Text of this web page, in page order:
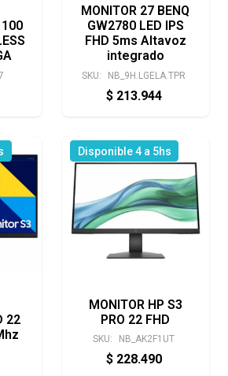
MONITOR 27 BENQ
GW2780 LED IPS
FHD 5ms Altavoz
integrado
SKU: NB_9H.LGELA.TPR
$ 213.944
22
Disponible 4 a 5hs
MONITOR HP S3
PRO 22 FHD
SKU: NB_AK2F1UT
$ 228.490